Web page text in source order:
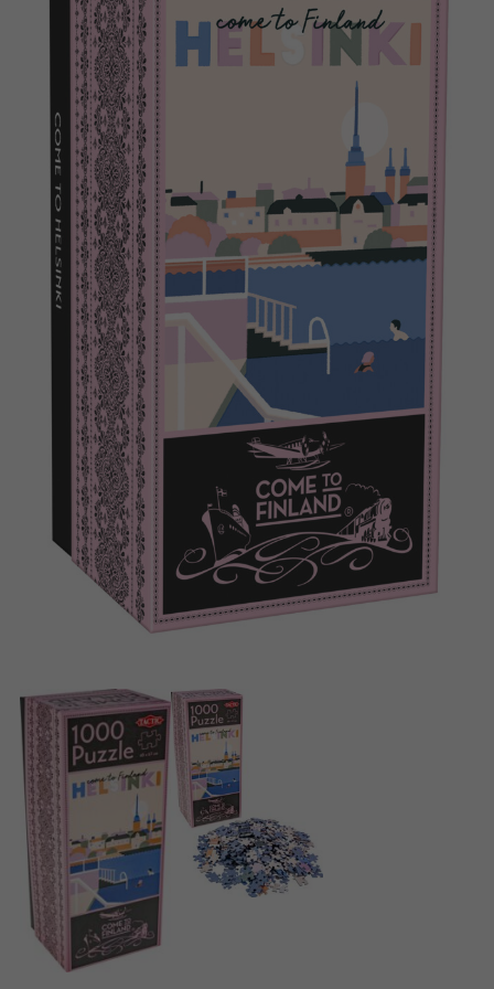
Bøger
Applikationer
Arkiverede produkter
Norsk
Svenska